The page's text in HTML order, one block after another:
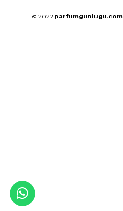
© 2022 parfumgunlugu.com